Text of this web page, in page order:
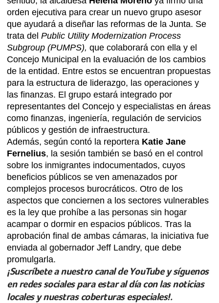
orden ejecutiva para crear un nuevo grupo asesor
que ayudará a diseñar las reformas de la Junta. Se
trata del Public Utility Modernization Process
Subgroup (PUMPS), que colaborará con ella y el
Concejo Municipal en la evaluación de los cambios
de la entidad. Entre estos se encuentran propuestas
para la estructura de liderazgo, las operaciones y
las finanzas. El grupo estará integrado por
representantes del Concejo y especialistas en áreas
como finanzas, ingeniería, regulación de servicios
públicos y gestión de infraestructura.
Además, según contó la reportera Katie Jane
Fernelius, la sesión también se basó en el control
sobre los inmigrantes indocumentados, cuyos
beneficios públicos se ven amenazados por
complejos procesos burocráticos. Otro de los
aspectos que conciernen a los sectores vulnerables
es la ley que prohíbe a las personas sin hogar
acampar o dormir en espacios públicos. Tras la
aprobación final de ambas cámaras, la iniciativa fue
enviada al gobernador Jeff Landry, que debe
promulgarla.
¡Suscríbete a nuestro canal de YouTube y síguenos
en redes sociales para estar al día con las noticias
locales y nuestras coberturas especiales!.